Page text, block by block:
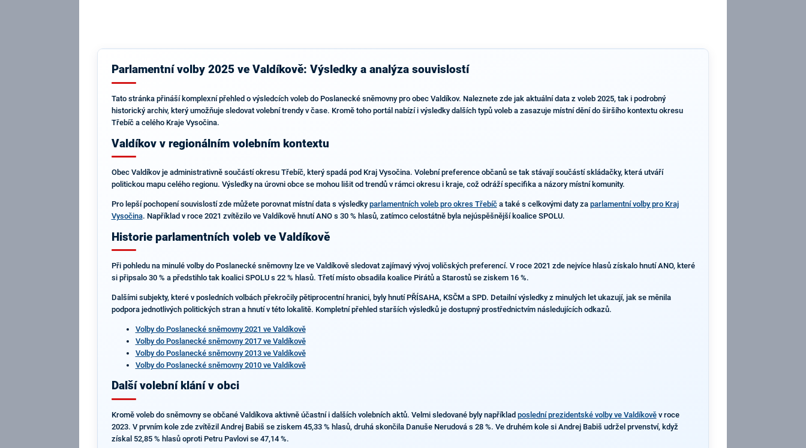
Parlamentní volby 2025 ve Valdíkově: Výsledky a analýza souvislostí
Tato stránka přináší komplexní přehled o výsledcích voleb do Poslanecké sněmovny pro obec Valdíkov. Naleznete zde jak aktuální data z voleb 2025, tak i podrobný
historický archiv, který umožňuje sledovat volební trendy v čase. Kromě toho portál nabízí i výsledky dalších typů voleb a zasazuje místní dění do širšího kontextu okresu
Třebíč a celého Kraje Vysočina.
Valdíkov v regionálním volebním kontextu
Obec Valdíkov je administrativně součástí okresu Třebíč, který spadá pod Kraj Vysočina. Volební preference občanů se tak stávají součástí skládačky, která utváří
politickou mapu celého regionu. Výsledky na úrovni obce se mohou lišit od trendů v rámci okresu i kraje, což odráží specifika a názory místní komunity.
Pro lepší pochopení souvislostí zde můžete porovnat místní data s výsledky parlamentních voleb pro okres Třebíča také s celkovými daty za parlamentní volby pro Kraj
Vysočina. Například v roce 2021 zvítězilo ve Valdíkově hnutí ANO s 30 % hlasů, zatímco celostátně byla nejúspěšnější koalice SPOLU.
Historie parlamentních voleb ve Valdíkově
Při pohledu na minulé volby do Poslanecké sněmovny lze ve Valdíkově sledovat zajímavý vývoj voličských preferencí. V roce 2021 zde nejvíce hlasů získalo hnutí ANO, které
si připsalo 30 % a předstihlo tak koalici SPOLU s 22 % hlasů. Třetí místo obsadila koalice Pirátů a Starostů se ziskem 16 %.
Dalšími subjekty, které v posledních volbách překročily pětiprocentní hranici, byly hnutí PŘÍSAHA, KSČM a SPD. Detailní výsledky z minulých let ukazují, jak se měnila
podpora jednotlivých politických stran a hnutí v této lokalitě. Kompletní přehled starších výsledků je dostupný prostřednictvím následujících odkazů.
Volby do Poslanecké sněmovny 2021 ve Valdíkově
Volby do Poslanecké sněmovny 2017 ve Valdíkově
Volby do Poslanecké sněmovny 2013 ve Valdíkově
Volby do Poslanecké sněmovny 2010 ve Valdíkově
Další volební klání v obci
Kromě voleb do sněmovny se občané Valdíkova aktivně účastní i dalších volebních aktů. Velmi sledované byly například poslední prezidentské volby ve Valdíkověv roce
2023. V prvním kole zde zvítězil Andrej Babiš se ziskem 45,33 % hlasů, druhá skončila Danuše Nerudová s 28 %. Ve druhém kole si Andrej Babiš udržel prvenství, když
získal 52,85 % hlasů oproti Petru Pavlovi se 47,14 %.